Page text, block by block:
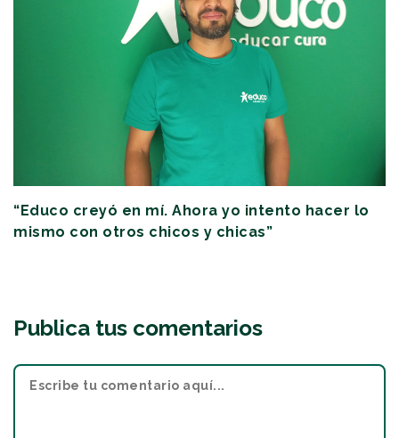
“Educo creyó en mí. Ahora yo intento hacer lo
mismo con otros chicos y chicas”
Publica tus comentarios